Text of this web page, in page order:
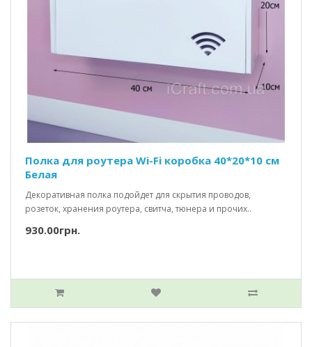
Полка для роутера Wi-Fi коробка 40*20*10 см
Белая
Декоративная полка подойдет для скрытия проводов,
розеток, хранения роутера, свитча, тюнера и прочих..
930.00грн.